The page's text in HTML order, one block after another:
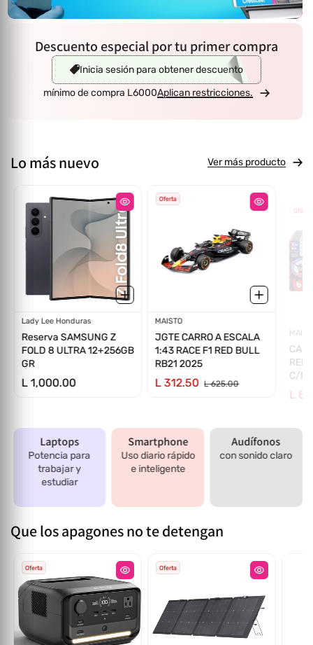
Descuento especial por tu primer compra
Inicia sesión para obtener descuento
mínimo de compra L6000Aplican restricciones.
Lo más nuevo Ver más producto
Proveedor:
Lady Lee Honduras
Reserva SAMSUNG Z
FOLD 8 ULTRA 12+256GB
GR
L 1,000.00
Oferta
Proveedor:
MAISTO
JGTE CARRO A ESCALA
1:43 RACE F1 RED BULL
RB21 2025
L 312.50 L 625.00
RED
C/
L
Laptops
Potencia para
trabajar y
estudiar
Smartphone
Uso diario rápido
e inteligente
Audífonos
con sonido claro
Que los apagones no te detengan
Oferta Oferta